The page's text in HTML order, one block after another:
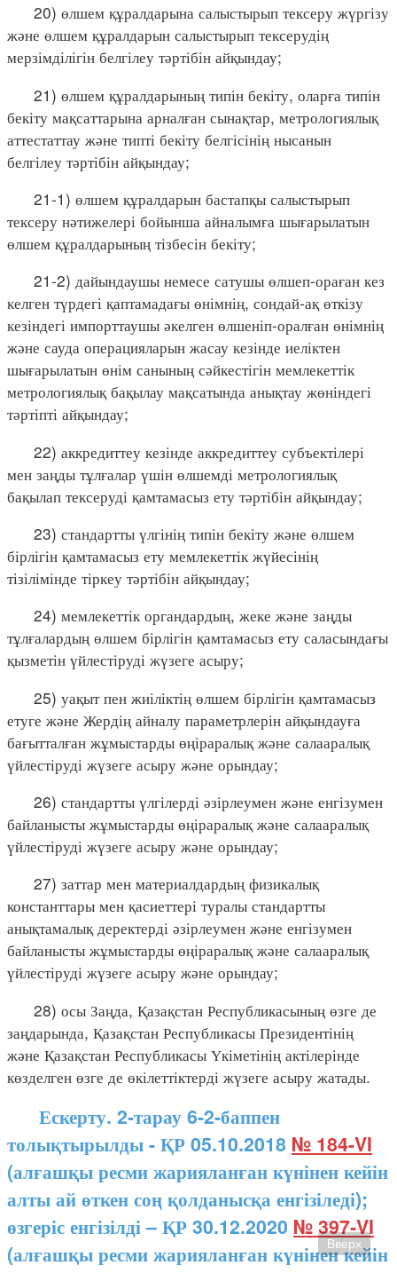
20) өлшем құралдарына салыстырып тексеру жүргізу
және өлшем құралдарын салыстырып тексерудің
мерзімділігін белгілеу тәртібін айқындау;
21) өлшем құралдарының типін бекіту, оларға типін
бекіту мақсаттарына арналған сынақтар, метрологиялық
аттестаттау және типті бекіту белгісінің нысанын
белгілеу тәртібін айқындау;
21-1) өлшем құралдарын бастапқы салыстырып
тексеру нәтижелері бойынша айналымға шығарылатын
өлшем құралдарының тізбесін бекіту;
21-2) дайындаушы немесе сатушы өлшеп-ораған кез
келген түрдегі қаптамадағы өнімнің, сондай-ақ өткізу
кезіндегі импорттаушы әкелген өлшеніп-оралған өнімнің
және сауда операцияларын жасау кезінде иеліктен
шығарылатын өнім санының сәйкестігін мемлекеттік
метрологиялық бақылау мақсатында анықтау жөніндегі
тәртіпті айқындау;
22) аккредиттеу кезінде аккредиттеу субъектілері
мен заңды тұлғалар үшін өлшемді метрологиялық
бақылап тексеруді қамтамасыз ету тәртібін айқындау;
23) стандартты үлгінің типін бекіту және өлшем
бірлігін қамтамасыз ету мемлекеттік жүйесінің
тізілімінде тіркеу тәртібін айқындау;
24) мемлекеттік органдардың, жеке және заңды
тұлғалардың өлшем бірлігін қамтамасыз ету саласындағы
қызметін үйлестіруді жүзеге асыру;
25) уақыт пен жиіліктің өлшем бірлігін қамтамасыз
етуге және Жердің айналу параметрлерін айқындауға
бағытталған жұмыстарды өңіраралық және салааралық
үйлестіруді жүзеге асыру және орындау;
26) стандартты үлгілерді әзірлеумен және енгізумен
байланысты жұмыстарды өңіраралық және салааралық
үйлестіруді жүзеге асыру және орындау;
27) заттар мен материалдардың физикалық
константтары мен қасиеттері туралы стандартты
анықтамалық деректерді әзірлеумен және енгізумен
байланысты жұмыстарды өңіраралық және салааралық
үйлестіруді жүзеге асыру және орындау;
28) осы Заңда, Қазақстан Республикасының өзге де
заңдарында, Қазақстан Республикасы Президентінің
және Қазақстан Республикасы Үкіметінің актілерінде
көзделген өзге де өкілеттіктерді жүзеге асыру жатады.
Ескерту. 2-тарау 6-2-баппен
толықтырылды - ҚР 05.10.2018 № 184-VI
(алғашқы ресми жарияланған күнінен кейін
алты ай өткен соң қолданысқа енгізіледі);
өзгеріс енгізілді – ҚР 30.12.2020 № 397-VI
(алғашқы ресми жарияланған күнінен кейін
Вверх